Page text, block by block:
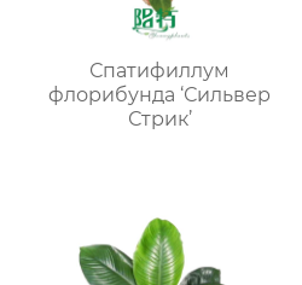
Спатифиллум
флорибунда ‘Сильвер
Стрик’